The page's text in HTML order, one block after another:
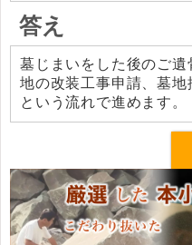
答え
墓じまいをした後のご
地の改装工事申請、墓
という流れで進めます。